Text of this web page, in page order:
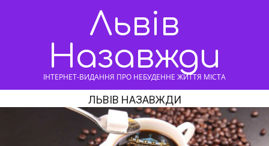
Львів
Назавжди
ІНТЕРНЕТ-ВИДАННЯ ПРО НЕБУДЕННЕ ЖИТТЯ МІСТА
ЛЬВІВ НАЗАВЖДИ